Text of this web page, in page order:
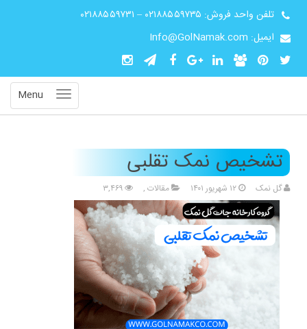
تلفن واحد فروش: ۰۲۱۸۸۵۵۹۷۳۵ – ۰۲۱۸۸۵۵۹۷۳۱
ایمیل: Info@GolNamak.com
Menu
تشخیص نمک تقلبی
گل نمک مقالات ,